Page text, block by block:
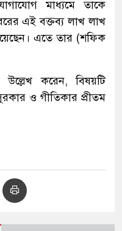
মাধ্যমে তাকে
এই বক্তব্য লাখ লাখ
এতে তার (শফিক
করেন, বিষয়টি
ও গীতিকার প্রীতম